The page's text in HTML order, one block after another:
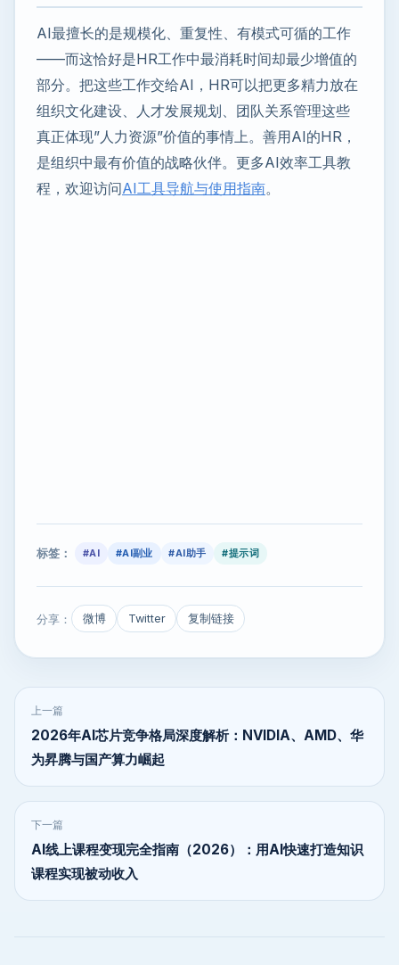
AI最擅长的是规模化、重复性、有模式可循的工作
——而这恰好是HR工作中最消耗时间却最少增值的
部分。把这些工作交给AI，HR可以把更多精力放在
组织文化建设、人才发展规划、团队关系管理这些
真正体现”人力资源”价值的事情上。善用AI的HR，
是组织中最有价值的战略伙伴。更多AI效率工具教
程，欢迎访问AI工具导航与使用指南。
标签： #AI #AI副业 #AI助手 #提示词
分享： 微博 Twitter 复制链接
上一篇
2026年AI芯片竞争格局深度解析：NVIDIA、AMD、华
为昇腾与国产算力崛起
下一篇
AI线上课程变现完全指南（2026）：用AI快速打造知识
课程实现被动收入